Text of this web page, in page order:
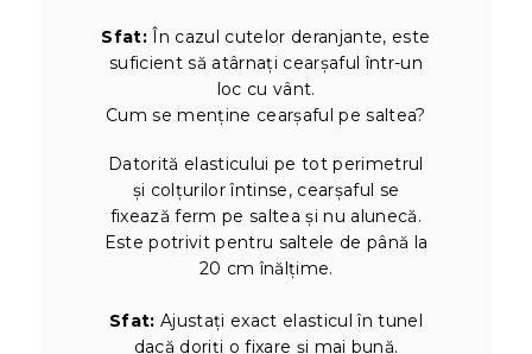
Sfat: În cazul cutelor deranjante, este
suficient să atârnați cearșaful într-un
loc cu vânt.
Cum se menține cearșaful pe saltea?
Datorită elasticului pe tot perimetrul
și colțurilor întinse, cearșaful se
fixează ferm pe saltea și nu alunecă.
Este potrivit pentru saltele de până la
20 cm înălțime.
Sfat: Ajustați exact elasticul în tunel
dacă doriți o fixare și mai bună.